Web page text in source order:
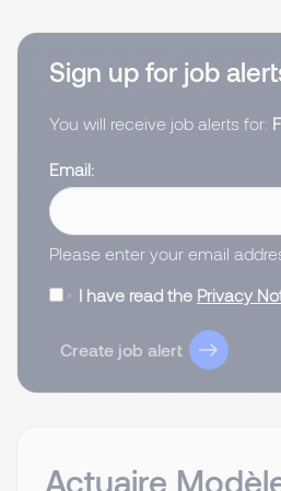
Sign up for job
You will receive job alerts for:
Email
Please enter your email
I have read the Privacy
Create job alert
Actuaire